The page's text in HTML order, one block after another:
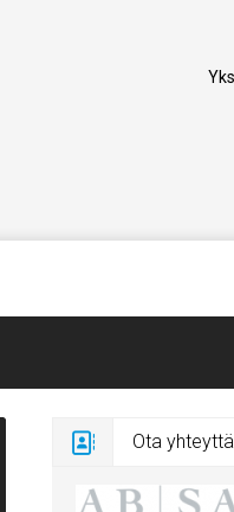
Ota yhteyttä